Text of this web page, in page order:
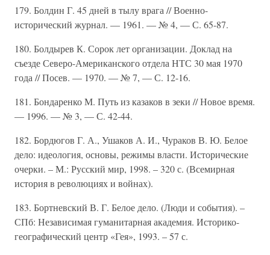
179. Болдин Г. 45 дней в тылу врага // Военно-
исторический журнал. — 1961. — № 4, — С. 65-87.
180. Болдырев К. Сорок лет организации. Доклад на
съезде Северо-Американского отдела НТС 30 мая 1970
года // Посев. — 1970. — № 7, — С. 12-16.
181. Бондаренко М. Путь из казаков в зеки // Новое время.
— 1996. — № 3, — С. 42-44.
182. Бордюгов Г. А., Ушаков А. И., Чураков В. Ю. Белое
дело: идеология, основы, режимы власти. Исторические
очерки. – М.: Русский мир, 1998. – 320 с. (Всемирная
история в революциях и войнах).
183. Бортневский В. Г. Белое дело. (Люди и события). –
СПб: Независимая гуманитарная академия. Историко-
географический центр «Гея», 1993. – 57 с.